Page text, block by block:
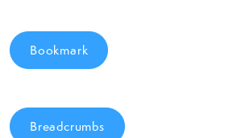
Bookmark
Breadcrumbs